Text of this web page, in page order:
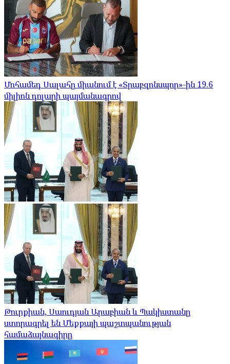
Մոհամեդ Սալահը միանում է «Տրաբզոնսպոր»-ին 19.6
միլիոն դոլարի պայմանագրով
Թուրքիան, Սաուդյան Արաբիան և Պակիստանը
ստորագրել են Մեքքայի պաշտպանության
համաձայնագիրը